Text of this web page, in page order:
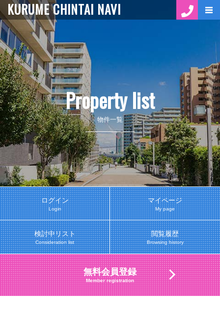
KURUME CHINTAI NAVI
Property list
物件一覧
ログイン
Login
マイページ
My page
検討中リスト
Consideration list
閲覧履歴
Browsing history
無料会員登録
Member registration